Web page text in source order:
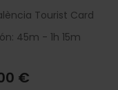
Tourist Card
45m - 1h 15m
€